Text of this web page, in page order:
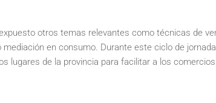
otros temas relevantes como técnicas de
en consumo. Durante este ciclo de
lugares de la provincia para facilitar a los